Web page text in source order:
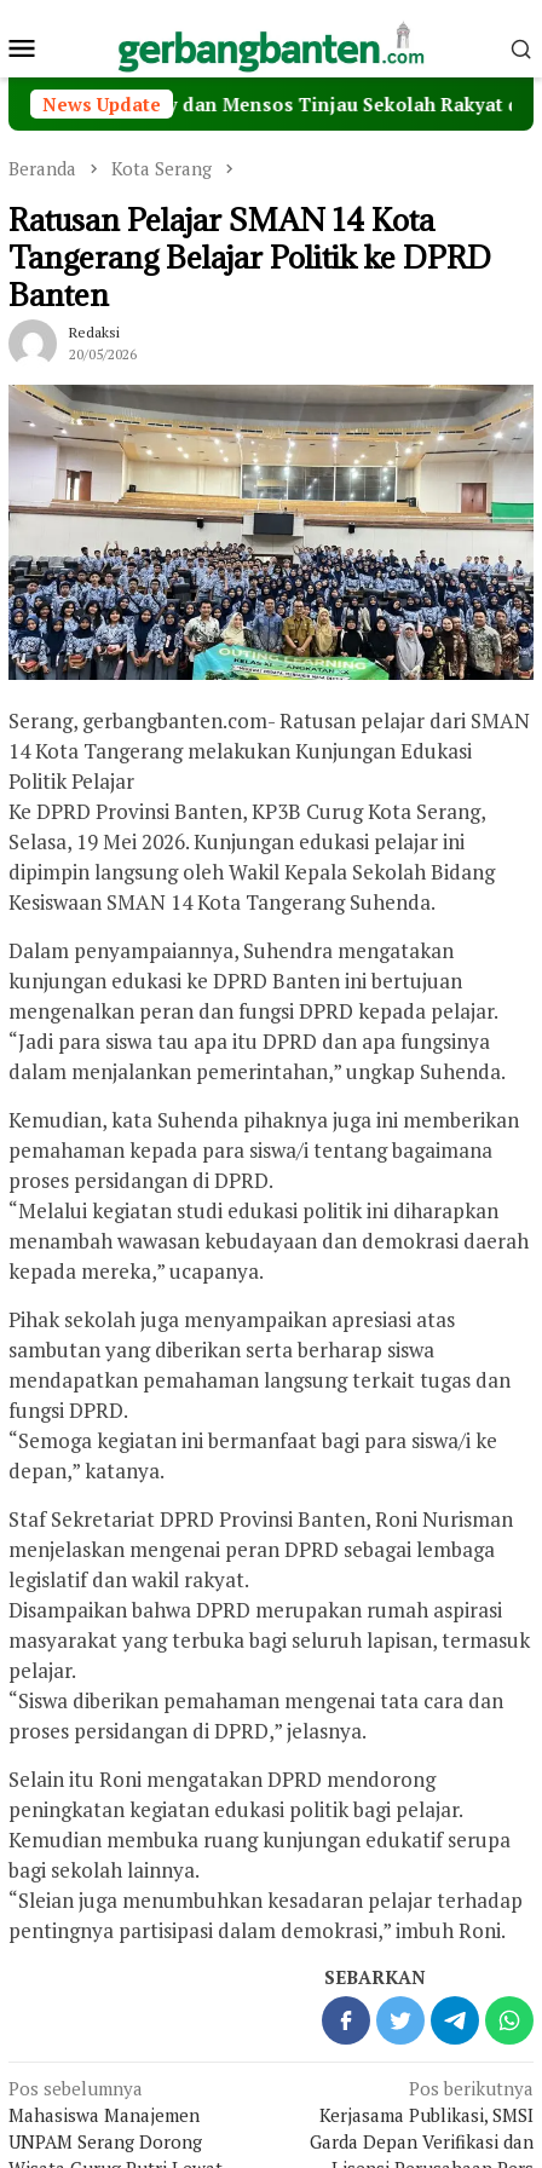
ke
Menu
Mobile
News Update
Teddy dan Mensos Tinjau Sekolah Rakyat di Curug
Beranda Kota Serang
Ratusan Pelajar SMAN 14 Kota
Tangerang Belajar Politik ke DPRD
Banten
Redaksi
20/05/2026
Serang, gerbangbanten.com- Ratusan pelajar dari SMAN
14 Kota Tangerang melakukan Kunjungan Edukasi
Politik Pelajar
Ke DPRD Provinsi Banten, KP3B Curug Kota Serang,
Selasa, 19 Mei 2026. Kunjungan edukasi pelajar ini
dipimpin langsung oleh Wakil Kepala Sekolah Bidang
Kesiswaan SMAN 14 Kota Tangerang Suhenda.
Dalam penyampaiannya, Suhendra mengatakan
kunjungan edukasi ke DPRD Banten ini bertujuan
mengenalkan peran dan fungsi DPRD kepada pelajar.
“Jadi para siswa tau apa itu DPRD dan apa fungsinya
dalam menjalankan pemerintahan,” ungkap Suhenda.
Kemudian, kata Suhenda pihaknya juga ini memberikan
pemahaman kepada para siswa/i tentang bagaimana
proses persidangan di DPRD.
“Melalui kegiatan studi edukasi politik ini diharapkan
menambah wawasan kebudayaan dan demokrasi daerah
kepada mereka,” ucapanya.
Pihak sekolah juga menyampaikan apresiasi atas
sambutan yang diberikan serta berharap siswa
mendapatkan pemahaman langsung terkait tugas dan
fungsi DPRD.
“Semoga kegiatan ini bermanfaat bagi para siswa/i ke
depan,” katanya.
Staf Sekretariat DPRD Provinsi Banten, Roni Nurisman
menjelaskan mengenai peran DPRD sebagai lembaga
legislatif dan wakil rakyat.
Disampaikan bahwa DPRD merupakan rumah aspirasi
masyarakat yang terbuka bagi seluruh lapisan, termasuk
pelajar.
“Siswa diberikan pemahaman mengenai tata cara dan
proses persidangan di DPRD,” jelasnya.
Selain itu Roni mengatakan DPRD mendorong
peningkatan kegiatan edukasi politik bagi pelajar.
Kemudian membuka ruang kunjungan edukatif serupa
bagi sekolah lainnya.
“Sleian juga menumbuhkan kesadaran pelajar terhadap
pentingnya partisipasi dalam demokrasi,” imbuh Roni.
SEBARKAN
Navigasi
pos
Pos sebelumnya
Mahasiswa Manajemen
UNPAM Serang Dorong
Pos berikutnya
Kerjasama Publikasi, SMSI
Garda Depan Verifikasi dan